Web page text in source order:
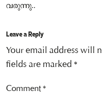
വരുന്നു..
Leave a Reply
Your email address will
fields are marked *
Comment*